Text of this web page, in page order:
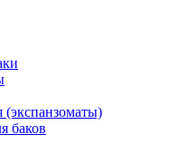
(экспанзоматы)
баков